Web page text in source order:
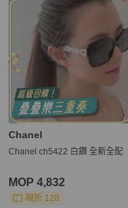
Chanel
Chanel ch5422 白鑽 全新全配
MOP 4,832
現折 128